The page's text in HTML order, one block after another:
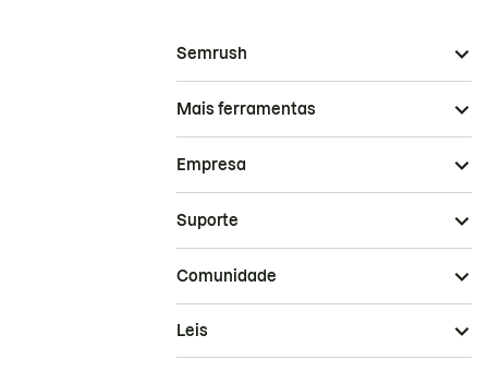
Semrush
Mais ferramentas
Empresa
Suporte
Comunidade
Leis